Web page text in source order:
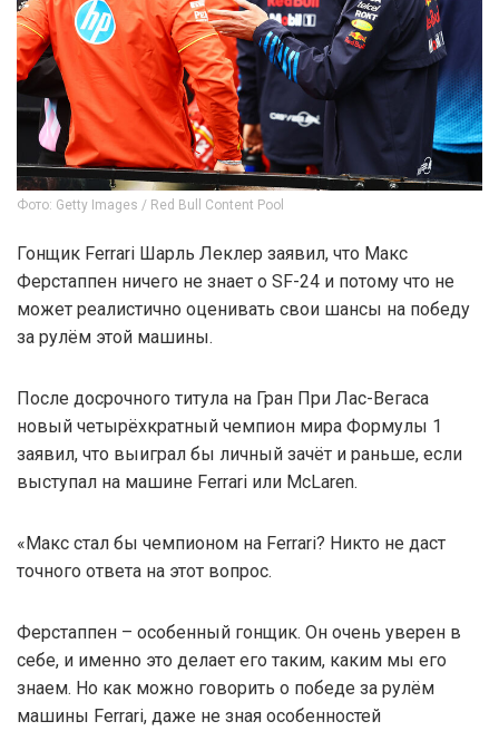
Фото: Getty Images / Red Bull Content Pool
Гонщик Ferrari Шарль Леклер заявил, что Макс
Ферстаппен ничего не знает о SF-24 и потому что не
может реалистично оценивать свои шансы на победу
за рулём этой машины.
После досрочного титула на Гран При Лас-Вегаса
новый четырёхкратный чемпион мира Формулы 1
заявил, что выиграл бы личный зачёт и раньше, если
выступал на машине Ferrari или McLaren.
«Макс стал бы чемпионом на Ferrari? Hикто не даст
точного ответа на этот вопрос.
Ферстаппен – особенный гонщик. Он очень уверен в
себе, и именно это делает его таким, каким мы его
знаем. Но как можно говорить о победе за рулём
машины Ferrari, даже не зная особенностей